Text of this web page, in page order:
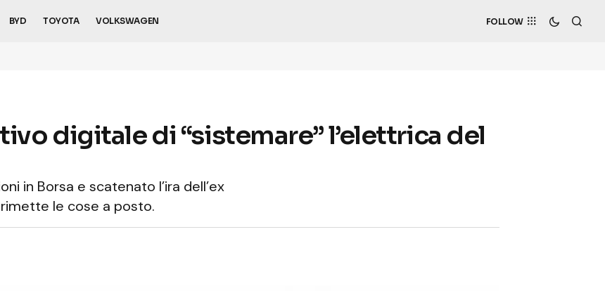
BYD TOYOTA VOLKSWAGEN FOLLOW
digitale di “sistemare” l’elettrica del
in Borsa e scatenato l’ira dell’ex
le cose a posto.